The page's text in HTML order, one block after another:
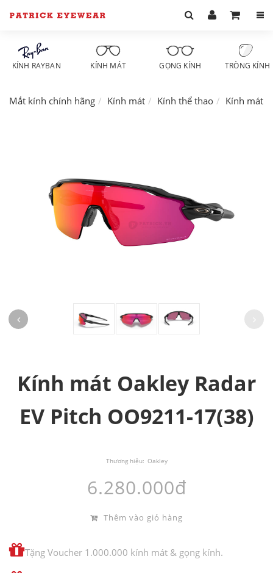
KÍNH RAYBAN KÍNH MÁT GỌNG KÍNH TRÒNG KÍNH
Mắt kính chính hãng Kính mát Kính thể thao Kính mát
Kính mát Oakley Radar
EV Pitch OO9211-17(38)
Thương hiệu: Oakley
6.280.000đ
Thêm vào giỏ hàng
Tặng Voucher 1.000.000 kính mát & gọng kính.